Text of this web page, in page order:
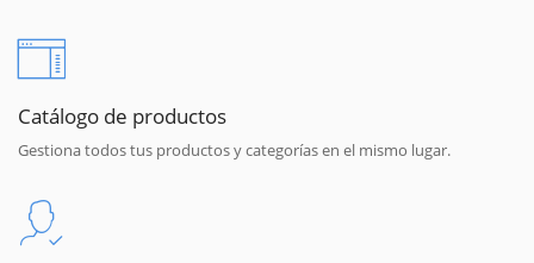
Catálogo de productos
Gestiona todos tus productos y categorías en el mismo lugar.